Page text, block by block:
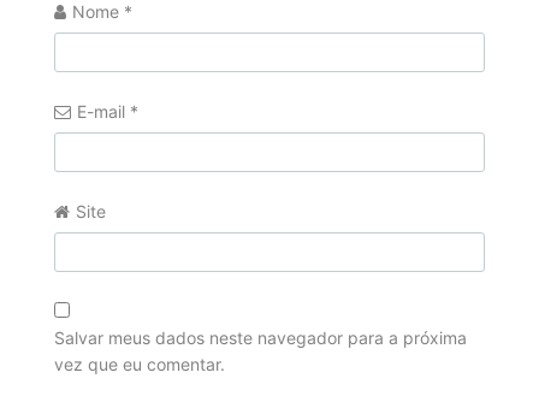
Nome *
E-mail *
Site
Salvar meus dados neste navegador para a próxima
vez que eu comentar.